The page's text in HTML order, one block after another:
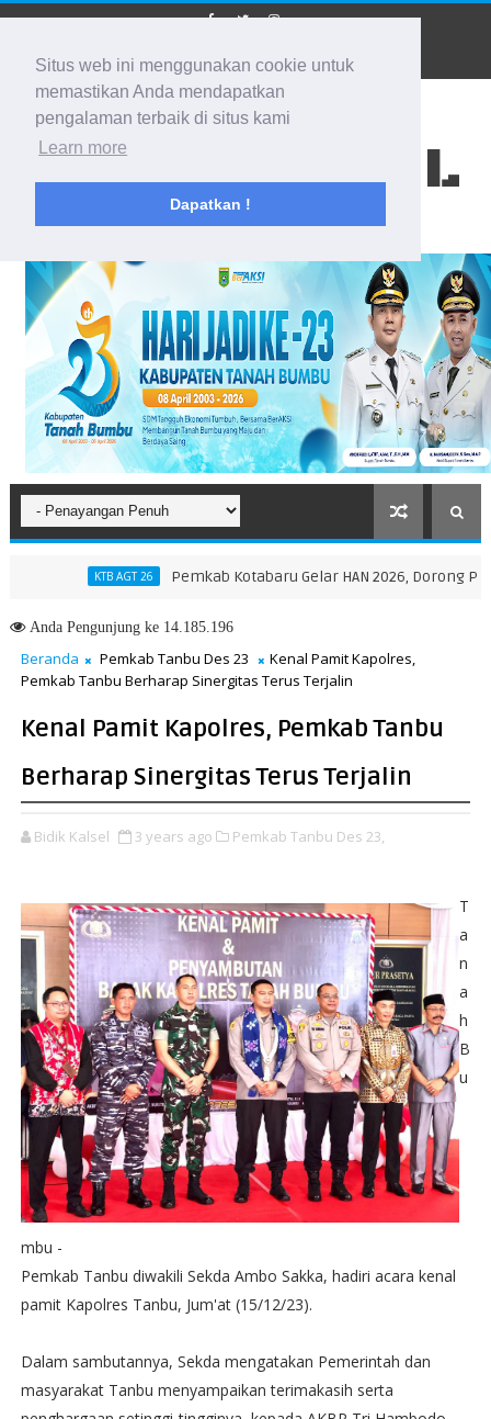
Situs web ini menggunakan cookie untuk
memastikan Anda mendapatkan
pengalaman terbaik di situs kami
Learn more
Dapatkan !
BIDIK KALSEL
Membidik Ke Segala Arah
KTB AGT 26 Pemkab Kotabaru Gelar HAN 2026, Dorong
AndaPengunjung ke 14.185.196
Beranda Pemkab Tanbu Des 23
Kenal Pamit Kapolres,
Pemkab Tanbu Berharap Sinergitas Terus Terjalin
Kenal Pamit Kapolres, Pemkab Tanbu
Berharap Sinergitas Terus Terjalin
Bidik Kalsel 3 years ago Pemkab Tanbu Des 23,
T
a
n
a
h
B
u
mbu -
Pemkab Tanbu diwakili Sekda Ambo Sakka, hadiri acara kenal
pamit Kapolres Tanbu, Jum'at (15/12/23).
Dalam sambutannya, Sekda mengatakan Pemerintah dan
masyarakat Tanbu menyampaikan terimakasih serta